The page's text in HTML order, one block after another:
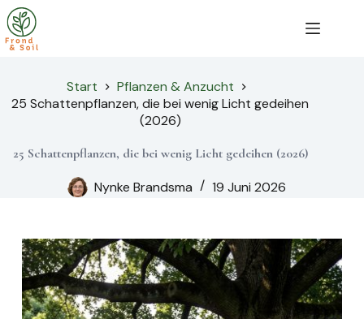
Zum
Inhalt
springen
Start
Pflanzen & Anzucht
25 Schattenpflanzen, die bei wenig Licht gedeihen
(2026)
25 Schattenpflanzen, die bei wenig Licht gedeihen (2026)
Nynke Brandsma 19 Juni 2026